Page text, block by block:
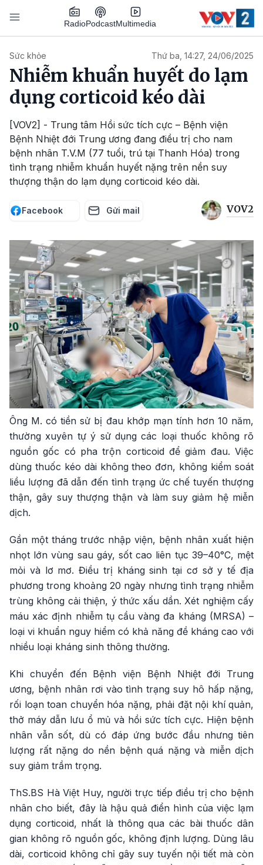
Nhảy đến nội dung
RadioPodcastMultimedia
Sức khỏe Thứ ba, 14:27, 24/06/2025
Nhiễm khuẩn huyết do lạm
dụng corticoid kéo dài
[VOV2] - Trung tâm Hồi sức tích cực – Bệnh viện
Bệnh Nhiệt đới Trung ương đang điều trị cho nam
bệnh nhân T.V.M (77 tuổi, trú tại Thanh Hóa) trong
tình trạng nhiễm khuẩn huyết nặng trên nền suy
thượng thận do lạm dụng corticoid kéo dài.
Facebook Gửi mail VOV2
Ông M. có tiền sử bị đau khớp mạn tính hơn 10 năm,
thường xuyên tự ý sử dụng các loại thuốc không rõ
nguồn gốc có pha trộn corticoid để giảm đau. Việc
dùng thuốc kéo dài không theo đơn, không kiểm soát
liều lượng đã dẫn đến tình trạng ức chế tuyến thượng
thận, gây suy thượng thận và làm suy giảm hệ miễn
dịch.
Gần một tháng trước nhập viện, bệnh nhân xuất hiện
nhọt lớn vùng sau gáy, sốt cao liên tục 39–40°C, mệt
mỏi và lơ mơ. Điều trị kháng sinh tại cơ sở y tế địa
phương trong khoảng 20 ngày nhưng tình trạng nhiễm
trùng không cải thiện, ý thức xấu dần. Xét nghiệm cấy
máu xác định nhiễm tụ cầu vàng đa kháng (MRSA) –
loại vi khuẩn nguy hiểm có khả năng đề kháng cao với
nhiều loại kháng sinh thông thường.
Khi chuyển đến Bệnh viện Bệnh Nhiệt đới Trung
ương, bệnh nhân rơi vào tình trạng suy hô hấp nặng,
rối loạn toan chuyển hóa nặng, phải đặt nội khí quản,
thở máy dẫn lưu ổ mủ và hồi sức tích cực. Hiện bệnh
nhân vẫn sốt, dù có đáp ứng bước đầu nhưng tiên
lượng rất nặng do nền bệnh quá nặng và miễn dịch
suy giảm trầm trọng.
ThS.BS Hà Việt Huy, người trực tiếp điều trị cho bệnh
nhân cho biết, đây là hậu quả điển hình của việc lạm
dụng corticoid, nhất là thông qua các bài thuốc dân
gian không rõ nguồn gốc, không định lượng. Dùng lâu
dài, corticoid không chỉ gây suy tuyến nội tiết mà còn